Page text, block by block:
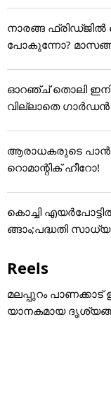
നാരങ്ങ ഫ്രിഡ്ജിൽ
പോകുന്നോ?
ഓറഞ്ച് തൊലി
വില്ലാതെ ഗാർഡൻ
ആരാധകരുടെ പാൻ
റൊമാന്റിക് ഹീറോ!
കൊച്ചി
ങ്ങാം;പദ്ധതി
Reels
മലപ്പുറം പാണക്കാട്
യാനകമായ